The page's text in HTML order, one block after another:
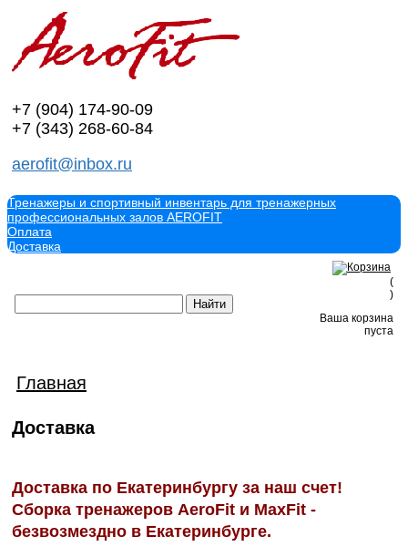
+7 (904) 174-90-09
+7 (343) 268-60-84
aerofit@inbox.ru
Тренажеры и спортивный инвентарь для тренажерных
профессиональных залов AEROFIT
Оплата
Доставка
(
)
Ваша корзина
пуста
Главная
Доставка
Доставка по Екатеринбургу за наш счет!
Сборка тренажеров AeroFit и MaxFit -
безвозмездно в Екатеринбурге.